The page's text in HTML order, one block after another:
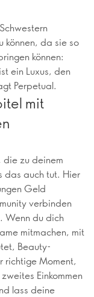
können, da sie so
können:
ein Luxus, den
Perpetual.
mit
zu deinem
das auch tut. Hier
Geld
verbinden
Wenn du dich
mitmachen, mit
Beauty-
richtige Moment,
Einkommen
lass deine